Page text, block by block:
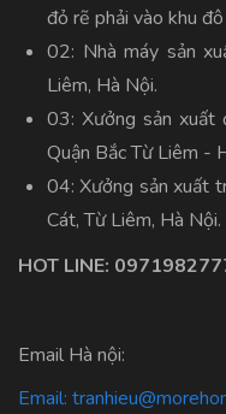
đỏ rẽ phải vào khu
02: Nhà máy sản
Liêm, Hà Nội.
03: Xưởng sản xuất
Quận Bắc Từ Liêm -
04: Xưởng sản xuất
Cát, Từ Liêm, Hà Nội.
HOT LINE:
Email Hà nội:
Email: